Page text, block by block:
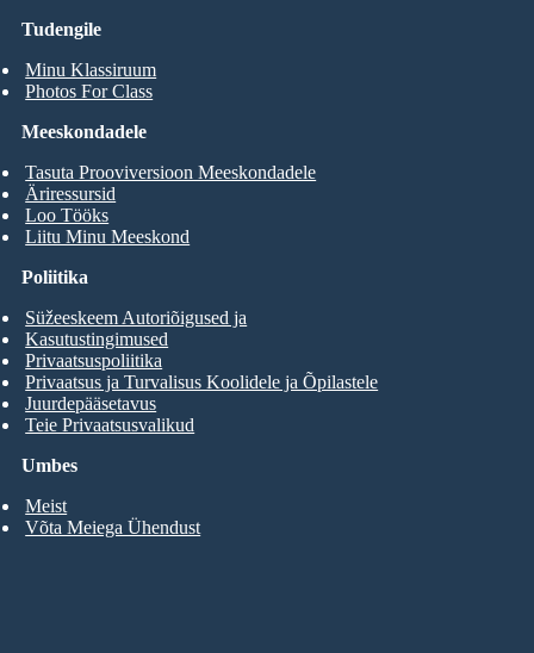
Tudengile
Minu Klassiruum
Photos For Class
Meeskondadele
Tasuta Prooviversioon Meeskondadele
Äriressursid
Loo Tööks
Liitu Minu Meeskond
Umbes
Meist
Võta Meiega Ühendust
Poliitika
Süžeeskeem Autoriõigused ja
Kasutustingimused
Privaatsuspoliitika
Privaatsus ja Turvalisus Koolidele ja Õpilastele
Juurdepääsetavus
Teie Privaatsusvalikud